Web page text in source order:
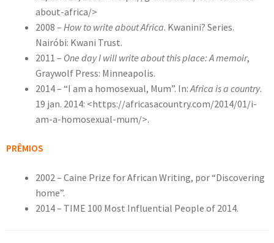
about-africa/>
2008 – How to write about Africa. Kwanini? Series.
Nairóbi: Kwani Trust.
2011 – One day I will write about this place: A memoir,
Graywolf Press: Minneapolis.
2014 – “I am a homosexual, Mum”. In: Africa is a country.
19 jan. 2014: <https://africasacountry.com/2014/01/i-
am-a-homosexual-mum/>.
PRÊMIOS
2002 – Caine Prize for African Writing, por “Discovering
home”.
2014 – TIME 100 Most Influential People of 2014.